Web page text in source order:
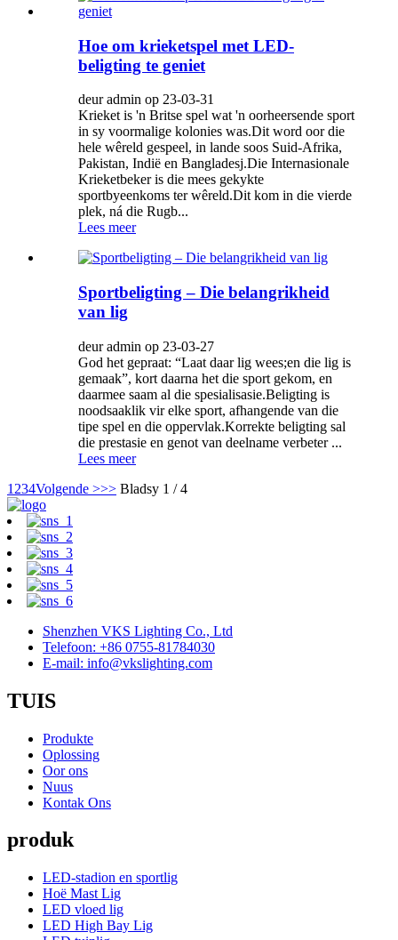
Hoe om krieketspel met LED-
beligting te geniet
deur admin op 23-03-31
Krieket is 'n Britse spel wat 'n oorheersende sport
in sy voormalige kolonies was.Dit word oor die
hele wêreld gespeel, in lande soos Suid-Afrika,
Pakistan, Indië en Bangladesj.Die Internasionale
Krieketbeker is die mees gekykte
sportbyeenkoms ter wêreld.Dit kom in die vierde
plek, ná die Rugb...
Lees meer
Sportbeligting – Die belangrikheid
van lig
deur admin op 23-03-27
God het gepraat: “Laat daar lig wees;en die lig is
gemaak”, kort daarna het die sport gekom, en
daarmee saam al die spesialisasie.Beligting is
noodsaaklik vir elke sport, afhangende van die
tipe spel en die oppervlak.Korrekte beligting sal
die prestasie en genot van deelname verbeter ...
Lees meer
1 234Volgende >>> Bladsy 1 / 4
Shenzhen VKS Lighting Co., Ltd
Telefoon: +86 0755-81784030
E-mail: info@vkslighting.com
TUIS
Produkte
Oplossing
Oor ons
Nuus
Kontak Ons
produk
LED-stadion en sportlig
Hoë Mast Lig
LED vloed lig
LED High Bay Lig